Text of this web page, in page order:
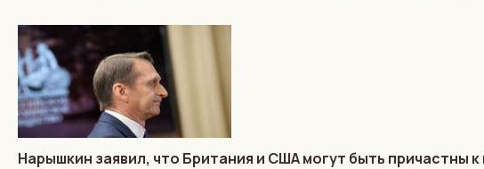
Нарышкин заявил, что Британия и США могут быть причастны